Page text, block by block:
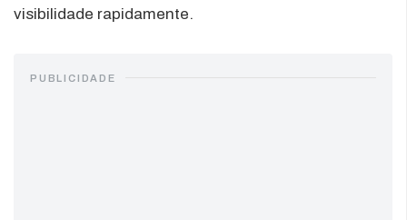
visibilidade rapidamente.
PUBLICIDADE